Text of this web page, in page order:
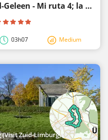
Ruta en bicicleta - Sittard-Geleen - Mi ruta 4; la Maurits y sus nietos
03h07 Medium
Zuid-Limburg)